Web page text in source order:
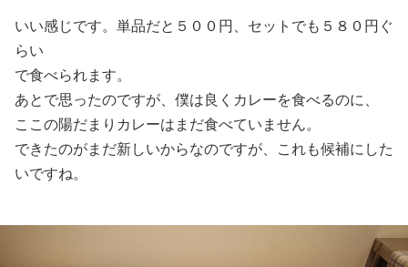
いい感じです。単品だと５００円、セットでも５８０円ぐ
らい
で食べられます。
あとで思ったのですが、僕は良くカレーを食べるのに、
ここの陽だまりカレーはまだ食べていません。
できたのがまだ新しいからなのですが、これも候補にした
いですね。